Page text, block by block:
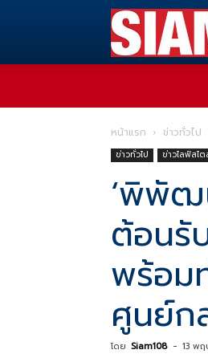
หน้าแรก ข่าวทั่วไป
ข่าวทั่วไป ข่าวไลฟ์สไ
‘พิพัฒ
ต้อนรั
พร้อม
ศูนย์ก
โดย Siam108 - 13 พ